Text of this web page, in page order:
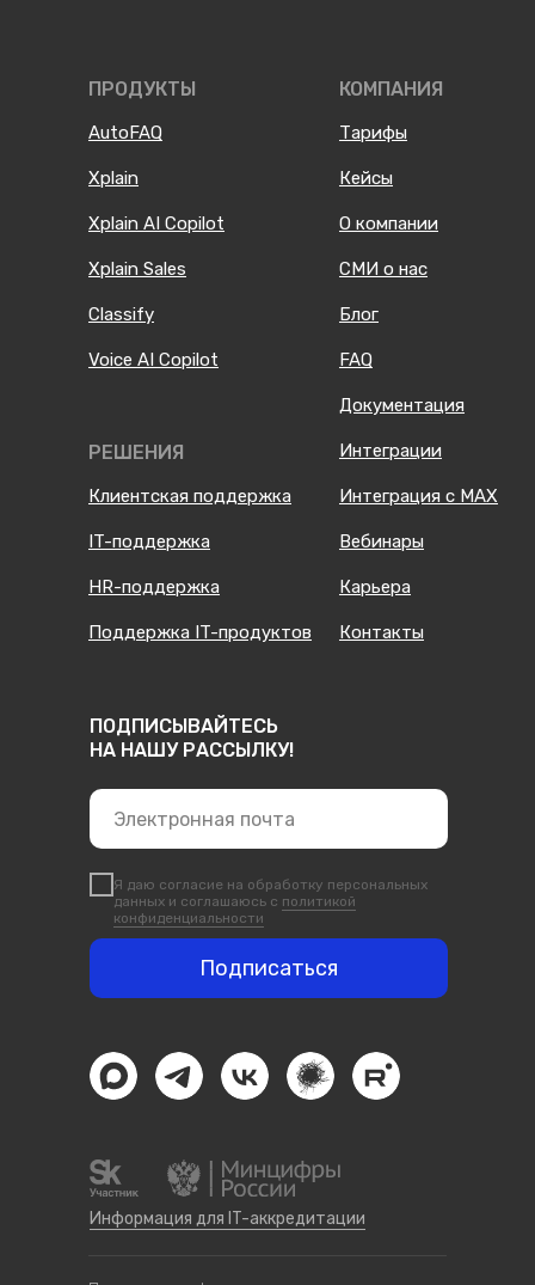
Кейсы
AutoFAQ
Блог
О компании
Тарифы
Контакты
Xplain
Карьера
Я даю согласие на обработку персональных
данных и соглашаюсь с политикой
конфиденциальности
Подписаться
ПОДПИСЫВАЙТЕСЬ
НА НАШУ РАССЫЛКУ!
Xplain AI Copilot
Вебинары
Клиентская поддержка
IT-поддержка
HR-поддержка
Поддержка IT-продуктов
ПРОДУКТЫ КОМПАНИЯ
РЕШЕНИЯ
FAQ
Интеграции
Интеграция с MAX
СМИ о нас
Classify
Voice AI Copilot
Xplain Sales
Документация
Информация для IT-аккредитации